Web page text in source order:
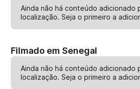
Ainda não há conteúdo adicionado
localização. Seja o primeiro a
Filmado em Senegal
Ainda não há conteúdo adicionado
localização. Seja o primeiro a